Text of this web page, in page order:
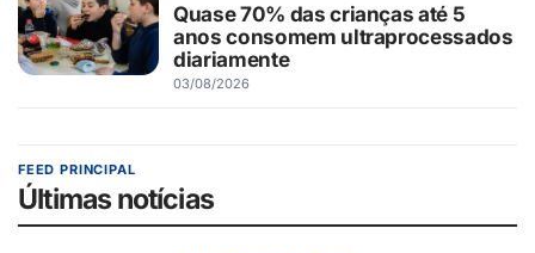
Quase 70% das crianças até 5
anos consomem ultraprocessados
diariamente
03/08/2026
FEED PRINCIPAL
Últimas notícias